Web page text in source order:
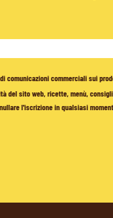
commerciali sui
del sito web, ricette, menù,
l'iscrizione in qualsiasi